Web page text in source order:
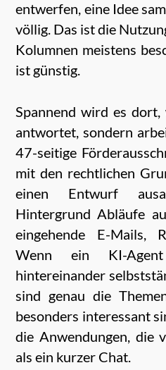
entwerfen, eine Idee
völlig. Das ist die
Kolumnen meistens
ist günstig.
Spannend wird es
antwortet, sondern
47-seitige
mit den rechtlichen
einen Entwurf
Hintergrund Abläufe
eingehende E-Mails,
Wenn ein KI-
hintereinander
sind genau die
besonders interessant
die Anwendungen, die
als ein kurzer Chat.